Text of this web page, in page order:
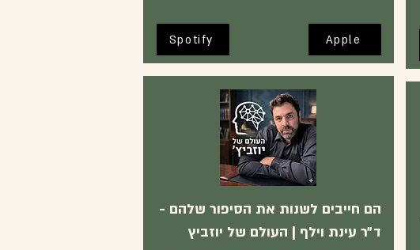
Spotify Apple
הם חייבים לשנות את הסיפור שלהם -
ד״ר עינת וילף | העולם של יוזביץ